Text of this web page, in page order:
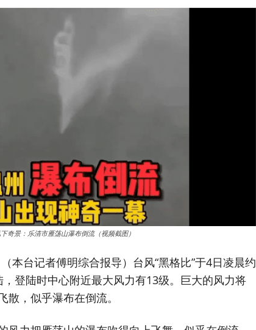
下奇景：乐清市雁荡山瀑布倒流（视频截图）
本台记者傅明综合报导） 台风“黑格比”于4日凌晨约
登陆时中心附近最大风力有13级。巨大的风力将
，似乎瀑布在倒流。